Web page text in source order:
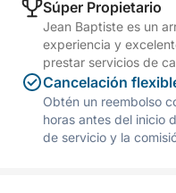
Súper Propietario
Jean Baptiste es un
experiencia y
prestar servicios de
Cancelación
Obtén un reembolso
horas antes del inicio
de servicio y la